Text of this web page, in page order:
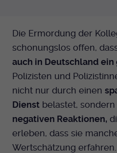
Die Ermordung der
schonungslos offen,
auch in Deutschland
Polizisten und
nicht nur durch einen
Dienst belastet,
negativen Reaktionen,
erleben, dass sie
Wertschätzung erfahren.